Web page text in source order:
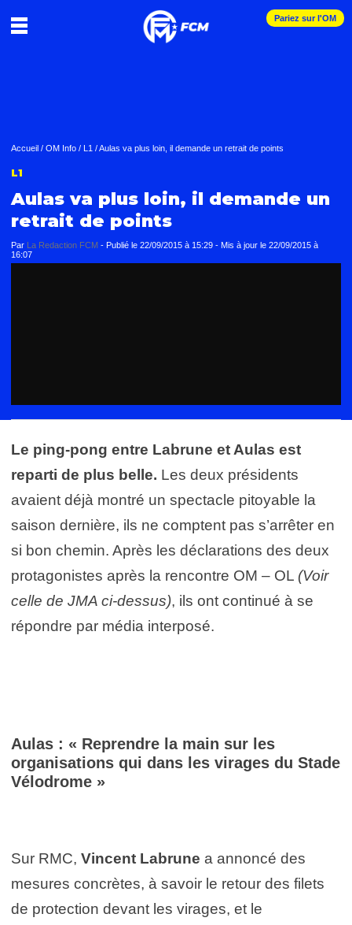
Pariez sur l'OM
Accueil / OM Info / L1 /Aulas va plus loin, il demande un retrait de points
L1
Aulas va plus loin, il demande un
retrait de points
Par La Redaction FCM - Publié le 22/09/2015 à 15:29 - Mis à jour le 22/09/2015 à
16:07
Le ping-pong entre Labrune et Aulas est
reparti de plus belle. Les deux présidents
avaient déjà montré un spectacle pitoyable la
saison dernière, ils ne comptent pas s’arrêter en
si bon chemin. Après les déclarations des deux
protagonistes après la rencontre OM – OL (Voir
celle de JMA ci-dessus), ils ont continué à se
répondre par média interposé.
Aulas : « Reprendre la main sur les
organisations qui dans les virages du Stade
Vélodrome »
Sur RMC, Vincent Labrune a annoncé des
mesures concrètes, à savoir le retour des filets
de protection devant les virages, et le